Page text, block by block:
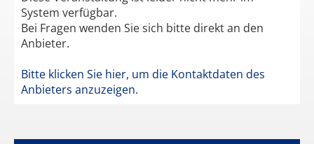
System verfügbar.
Bei Fragen wenden Sie sich bitte direkt an den
Anbieter.
Bitte klicken Sie hier, um die Kontaktdaten des
Anbieters anzuzeigen.